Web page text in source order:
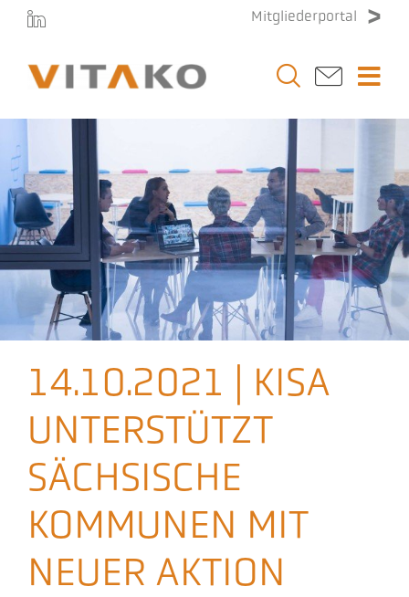
Zum
springen
Mitgliederportal
Vitako
Themen
Stellenmarkt
Veranstaltungen
Presse
Aktuelles
Podcast
14.10.2021 | KISA
UNTERSTÜTZT
SÄCHSISCHE
KOMMUNEN MIT
NEUER AKTION